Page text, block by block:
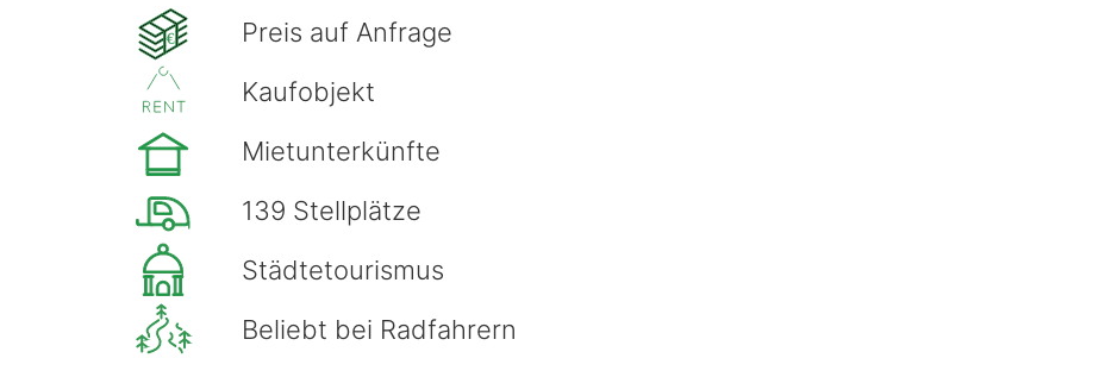
€
Preis auf Anfrage
Kaufobjekt
Mietunterkünfte
139 Stellplätze
Städtetourismus
Beliebt bei Radfahrern